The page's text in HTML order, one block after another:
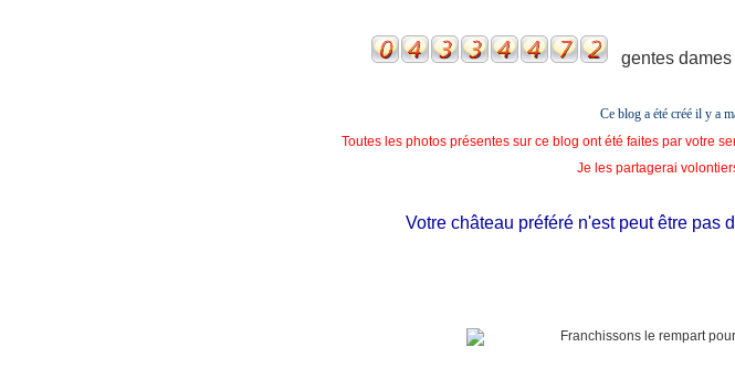
gentes
Ce blog a été créé il y a
Toutes les photos présentes sur ce blog ont été faites par votre
Je les partagerai
Votre château préféré n'est peut être pas